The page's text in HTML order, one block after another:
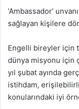
‘Ambassador’
sağlayan kişilere
Engelli bireyler için
dünya misyonu için
yıl şubat ayında
istihdam,
konularındaki iyi